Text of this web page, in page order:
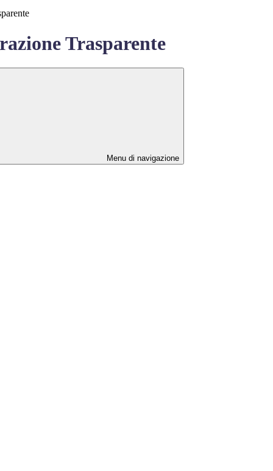
Trasparente
Menu di navigazione